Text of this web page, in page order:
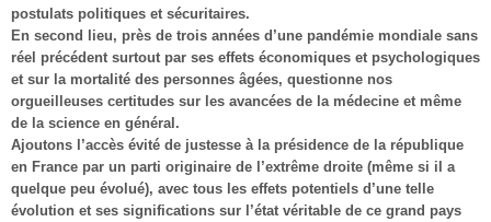
postulats politiques et sécuritaires.
En second lieu, près de trois années d’une pandémie mondiale sans
réel précédent surtout par ses effets économiques et psychologiques
et sur la mortalité des personnes âgées, questionne nos
orgueilleuses certitudes sur les avancées de la médecine et même
de la science en général.
Ajoutons l’accès évité de justesse à la présidence de la république
en France par un parti originaire de l’extrême droite (même si il a
quelque peu évolué), avec tous les effets potentiels d’une telle
évolution et ses significations sur l’état véritable de ce grand pays